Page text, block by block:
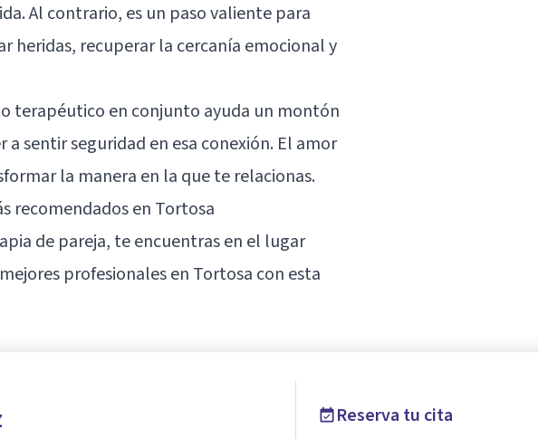
Al contrario, es un paso valiente para
heridas, recuperar la cercanía emocional y
terapéutico en conjunto ayuda un montón
sentir seguridad en esa conexión. El amor
la manera en la que te relacionas.
recomendados en Tortosa
de pareja, te encuentras en el lugar
profesionales en Tortosa con esta
Reserva tu cita